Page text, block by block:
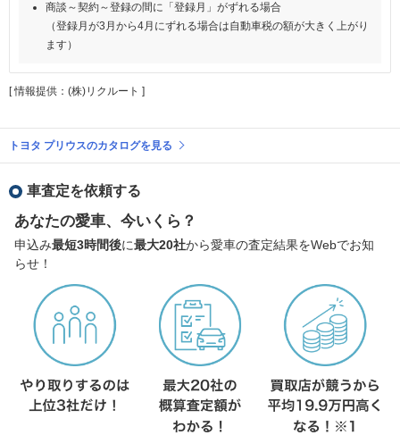
商談～契約～登録の間に「登録月」がずれる場合
（登録月が3月から4月にずれる場合は自動車税の額が大きく上がり
ます）
[ 情報提供：(株)リクルート ]
トヨタ プリウスのカタログを見る
車査定を依頼する
あなたの愛車、今いくら？
申込み最短3時間後に最大20社から愛車の査定結果をWebでお知
らせ！